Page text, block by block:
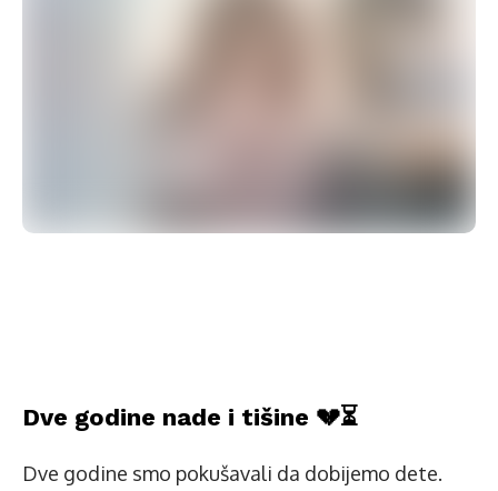
Dve godine nade i tišine 💔⏳
Dve godine smo pokušavali da dobijemo dete.